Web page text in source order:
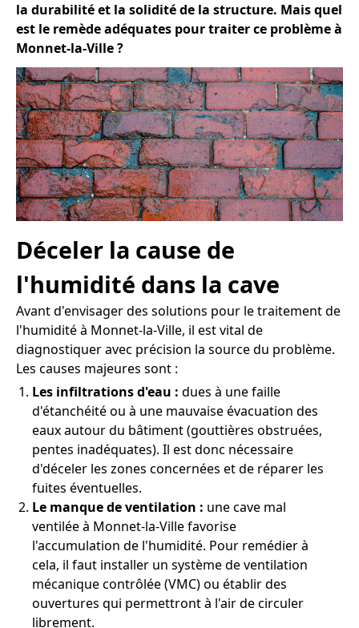
la durabilité et la solidité de la structure. Mais quel
est le remède adéquates pour traiter ce problème à
Monnet-la-Ville ?
Déceler la cause de
l'humidité dans la cave
Avant d'envisager des solutions pour le traitement de
l'humidité à Monnet-la-Ville, il est vital de
diagnostiquer avec précision la source du problème.
Les causes majeures sont :
Les infiltrations d'eau : dues à une faille
d'étanchéité ou à une mauvaise évacuation des
eaux autour du bâtiment (gouttières obstruées,
pentes inadéquates). Il est donc nécessaire
d'déceler les zones concernées et de réparer les
fuites éventuelles.
Le manque de ventilation : une cave mal
ventilée à Monnet-la-Ville favorise
l'accumulation de l'humidité. Pour remédier à
cela, il faut installer un système de ventilation
mécanique contrôlée (VMC) ou établir des
ouvertures qui permettront à l'air de circuler
librement.